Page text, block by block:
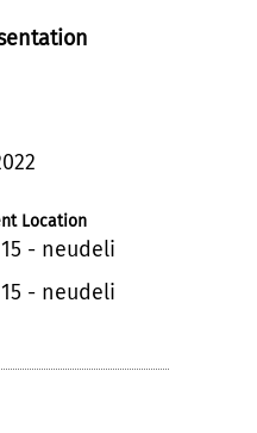
Location
- neudeli
- neudeli